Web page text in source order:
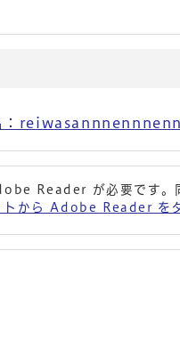
：
Reader が必要です。
から Adobe Reader をダ